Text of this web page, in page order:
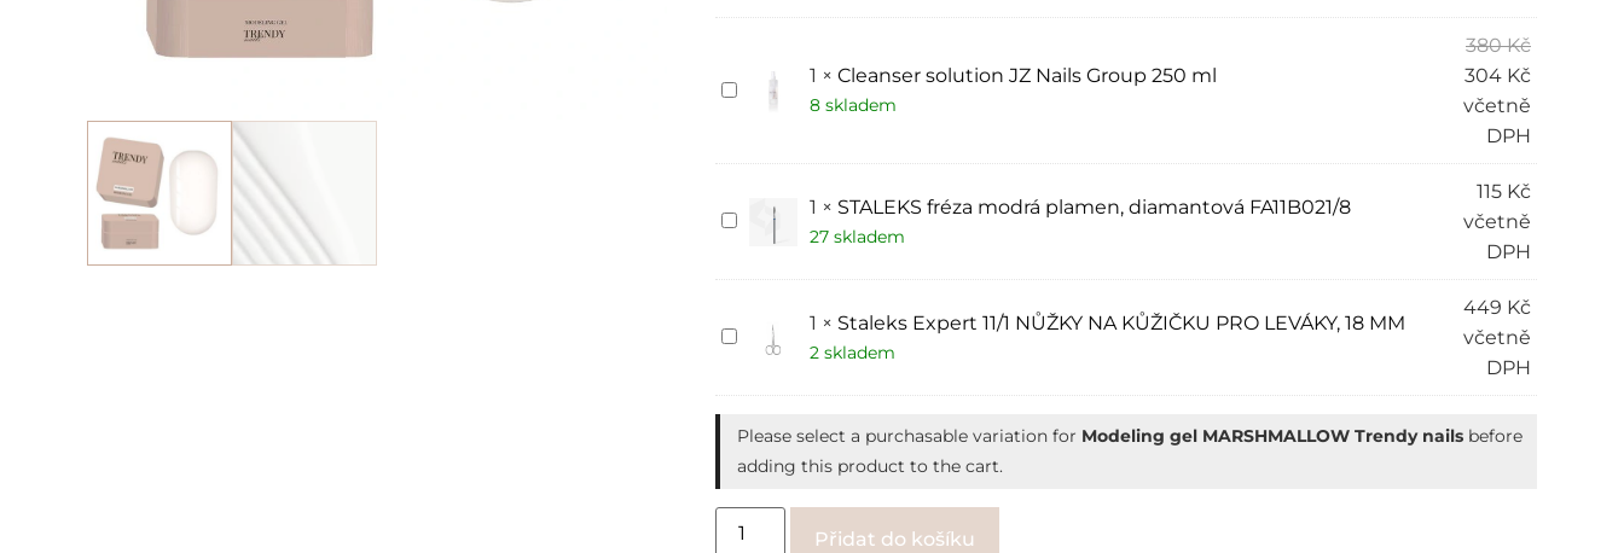
nails
Cleanser
solution
Group
1 × Cleanser solution JZ Nails Group 250 ml
8 skladem
380Kč
304 Kč
včetně
DPH
STALEKS
fréza
plamen,
FA11B021/8
1 × STALEKS fréza modrá plamen, diamantová FA11B021/8
27 skladem
115 Kč
včetně
DPH
Staleks
Expert
NŮŽKY
KŮŽIČKU
PRO
LEVÁKY,
MM
1 × Staleks Expert 11/1 NŮŽKY NA KŮŽIČKU PRO LEVÁKY, 18 MM
2 skladem
449 Kč
včetně
DPH
Please select a purchasable variation for Modeling gel MARSHMALLOW Trendy nails before
adding this product to the cart.
Přidat do košíku